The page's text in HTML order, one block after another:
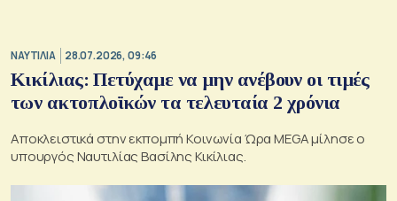
ΝΑΥΤΙΛΙΑ 28.07.2026, 09:46
Κικίλιας: Πετύχαμε να μην ανέβουν οι τιμές
των ακτοπλοϊκών τα τελευταία 2 χρόνια
Αποκλειστικά στην εκπομπή Κοινωνία Ώρα MEGA μίλησε ο
υπουργός Ναυτιλίας Βασίλης Κικίλιας.